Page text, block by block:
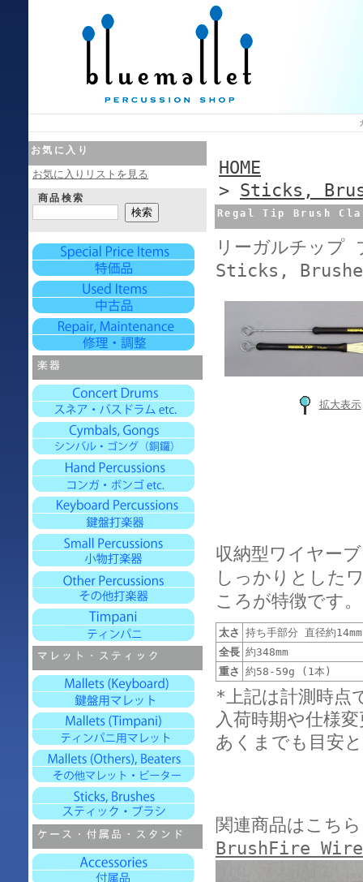
お気に入り
お気に入りリストを見る
商品検索
HOME
> Sticks,
Regal Tip Brush
リーガルチップ
Sticks,
拡大表示
収納型ワイヤー
しっかりとした
ころが特徴です。
太さ 持ち手部分 直径約14mm
全長 約348mm
重さ 約58-59g (1本)
*上記は計測時点
入荷時期や仕様
あくまでも目安
関連商品はこちら
BrushFire